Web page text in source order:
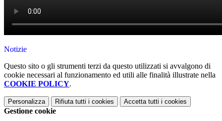
Notizie
Questo sito o gli strumenti terzi da questo utilizzati si avvalgono di
cookie necessari al funzionamento ed utili alle finalità illustrate nella
COOKIE POLICY.
Personalizza Rifiuta tutti i cookies Accetta tutti i cookies
Gestione cookie